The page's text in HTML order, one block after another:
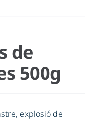
de
500g
explosió de